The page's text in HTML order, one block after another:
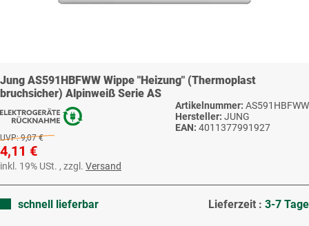
Jung AS591HBFWW Wippe "Heizung" (Thermoplast
bruchsicher) Alpinweiß Serie AS
Artikelnummer: AS591HBFWW
Hersteller: JUNG
EAN: 4011377991927
UVP: 9,07 €
4,11 €
inkl. 19% USt. , zzgl. Versand
schnell lieferbar Lieferzeit : 3-7 Tage